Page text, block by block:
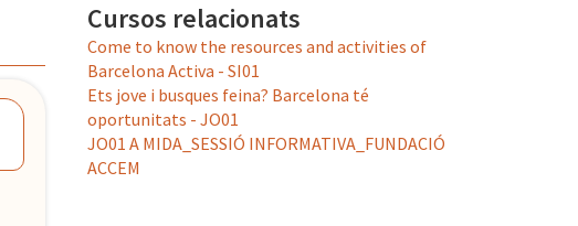
Cursos relacionats
Come to know the resources and activities of
Barcelona Activa - SI01
Ets jove i busques feina? Barcelona té
oportunitats - JO01
JO01 A MIDA_SESSIÓ INFORMATIVA_FUNDACIÓ
ACCEM